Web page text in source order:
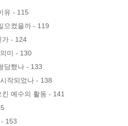
유 - 115
으켰을까 - 119
가 - 124
미 - 130
당했나 - 133
작되었나 - 138
예수의 활동 - 141
153